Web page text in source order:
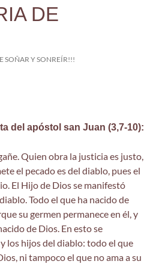
DE
SOÑAR Y SONREÍR!!!
del apóstol san Juan (3,7-10):
Quien obra la justicia es justo,
el pecado es del diablo, pues el
El Hijo de Dios se manifestó
Todo el que ha nacido de
su germen permanece en él, y
de Dios. En esto se
los hijos del diablo: todo el que
ni tampoco el que no ama a su